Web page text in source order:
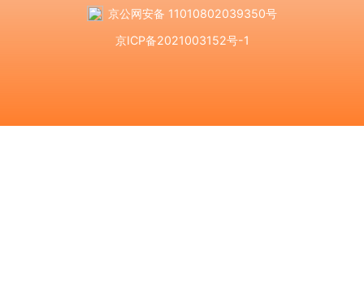
京公网安备 11010802039350号
京ICP备2021003152号-1